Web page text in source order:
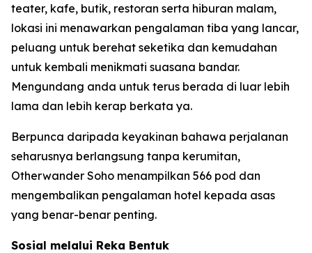
teater, kafe, butik, restoran serta hiburan malam,
lokasi ini menawarkan pengalaman tiba yang lancar,
peluang untuk berehat seketika dan kemudahan
untuk kembali menikmati suasana bandar.
Mengundang anda untuk terus berada di luar lebih
lama dan lebih kerap berkata ya.
Berpunca daripada keyakinan bahawa perjalanan
seharusnya berlangsung tanpa kerumitan,
Otherwander Soho menampilkan 566 pod dan
mengembalikan pengalaman hotel kepada asas
yang benar-benar penting.
Sosial melalui Reka Bentuk